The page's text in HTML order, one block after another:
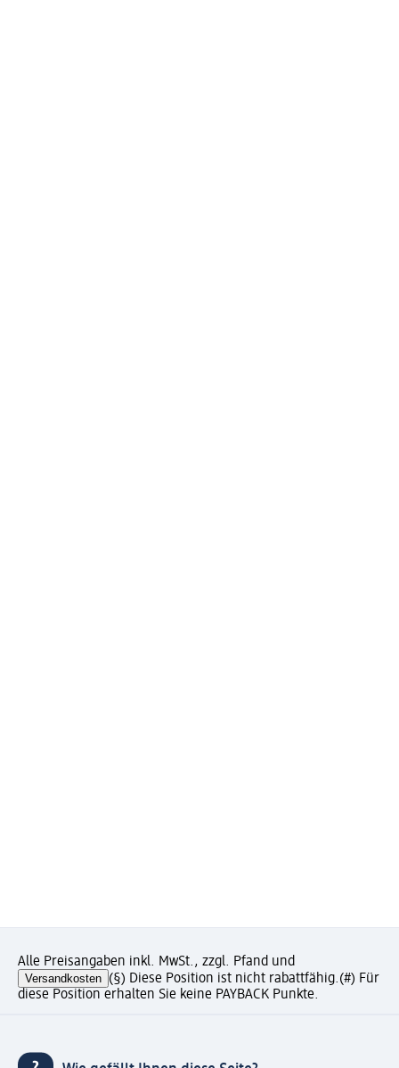
Alle Preisangaben inkl. MwSt., zzgl. Pfand und
Versandkosten (§) Diese Position ist nicht rabattfähig.(#) Für
diese Position erhalten Sie keine PAYBACK Punkte.